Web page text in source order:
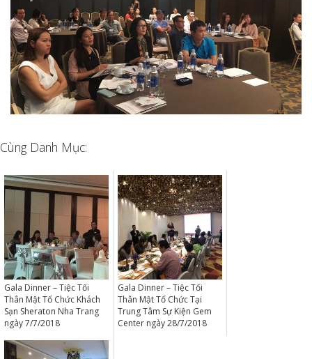
Cùng Danh Mục:
Gala Dinner – Tiệc Tối
Thân Mật Tổ Chức Khách
Sạn Sheraton Nha Trang
ngày 7/7/2018
Gala Dinner – Tiệc Tối
Thân Mật Tổ Chức Tại
Trung Tâm Sự Kiện Gem
Center ngày 28/7/2018